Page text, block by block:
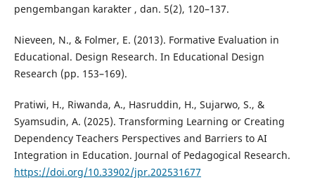
pengembangan karakter , dan. 5(2), 120–137.
Nieveen, N., & Folmer, E. (2013). Formative Evaluation in
Educational. Design Research. In Educational Design
Research (pp. 153–169).
Pratiwi, H., Riwanda, A., Hasruddin, H., Sujarwo, S., &
Syamsudin, A. (2025). Transforming Learning or Creating
Dependency Teachers Perspectives and Barriers to AI
Integration in Education. Journal of Pedagogical Research.
https://doi.org/10.33902/jpr.202531677